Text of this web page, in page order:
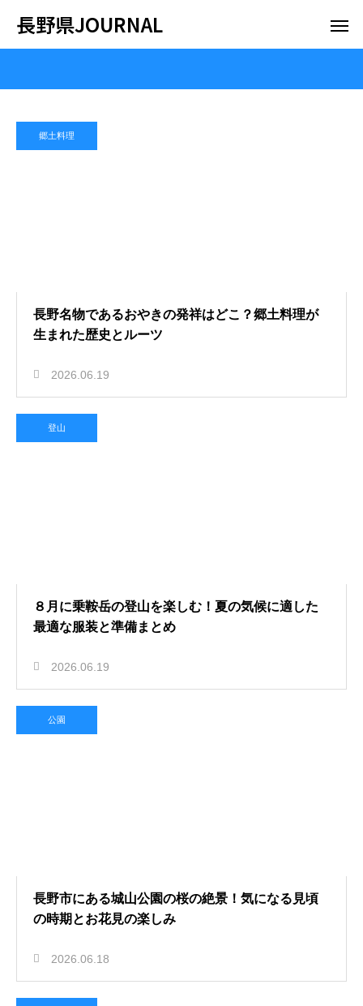
長野県JOURNAL
郷土料理
長野名物であるおやきの発祥はどこ？郷土料理が
生まれた歴史とルーツ
2026.06.19
登山
８月に乗鞍岳の登山を楽しむ！夏の気候に適した
最適な服装と準備まとめ
2026.06.19
公園
長野市にある城山公園の桜の絶景！気になる見頃
の時期とお花見の楽しみ
2026.06.18